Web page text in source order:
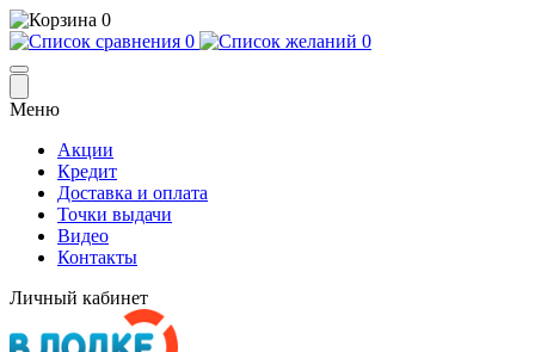
0
0
0
Меню
Акции
Кредит
Доставка и оплата
Точки выдачи
Видео
Контакты
Личный кабинет